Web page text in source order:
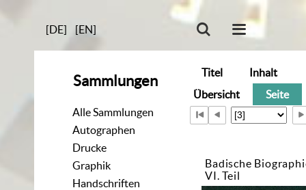
[DE] [EN]
Sammlungen
Alle Sammlungen
Autographen
Drucke
Graphik
Handschriften
Titel
Inhalt
Übersicht
Seite
Badische
VI. Teil